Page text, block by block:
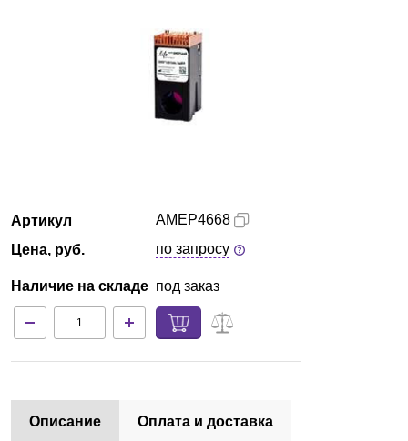
Партнеры
Артикул
Цена, руб.
Наличие на складе
AMEP4668
по запросу
под заказ
Описание Оплата и доставка